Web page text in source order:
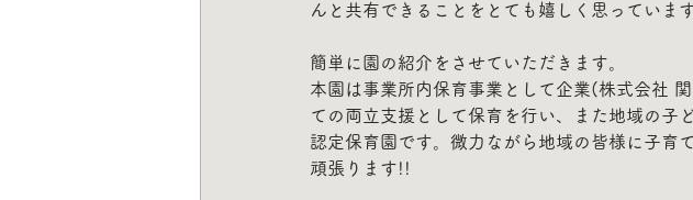
んと共有できることをとても嬉しく思っています
簡単に園の紹介をさせていただきます。
本園は事業所内保育事業として企業(株式会社
ての両立支援として保育を行い、また地域の子
認定保育園です。微力ながら地域の皆様に子育
頑張ります!!